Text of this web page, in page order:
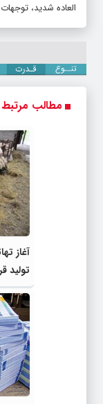
العاده شدید،
مطالب مرتبط
آغاز
تولید